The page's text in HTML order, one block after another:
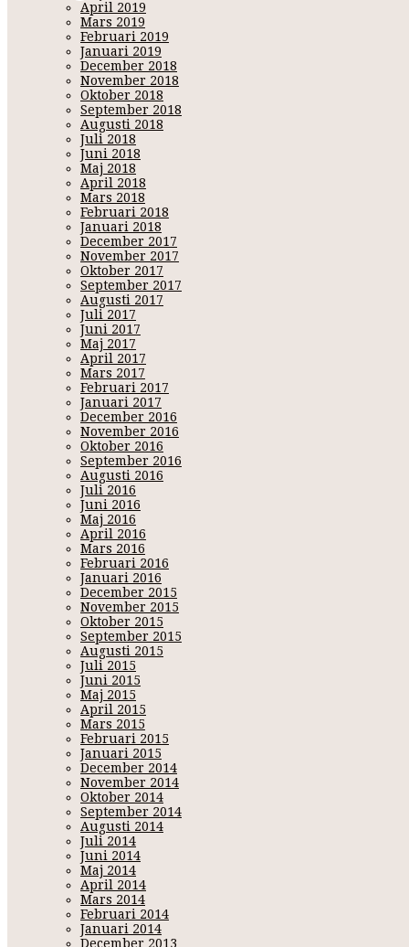
April 2019
Mars 2019
Februari 2019
Januari 2019
December 2018
November 2018
Oktober 2018
September 2018
Augusti 2018
Juli 2018
Juni 2018
Maj 2018
April 2018
Mars 2018
Februari 2018
Januari 2018
December 2017
November 2017
Oktober 2017
September 2017
Augusti 2017
Juli 2017
Juni 2017
Maj 2017
April 2017
Mars 2017
Februari 2017
Januari 2017
December 2016
November 2016
Oktober 2016
September 2016
Augusti 2016
Juli 2016
Juni 2016
Maj 2016
April 2016
Mars 2016
Februari 2016
Januari 2016
December 2015
November 2015
Oktober 2015
September 2015
Augusti 2015
Juli 2015
Juni 2015
Maj 2015
April 2015
Mars 2015
Februari 2015
Januari 2015
December 2014
November 2014
Oktober 2014
September 2014
Augusti 2014
Juli 2014
Juni 2014
Maj 2014
April 2014
Mars 2014
Februari 2014
Januari 2014
December 2013